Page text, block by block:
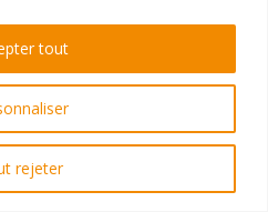
rejeter
tout